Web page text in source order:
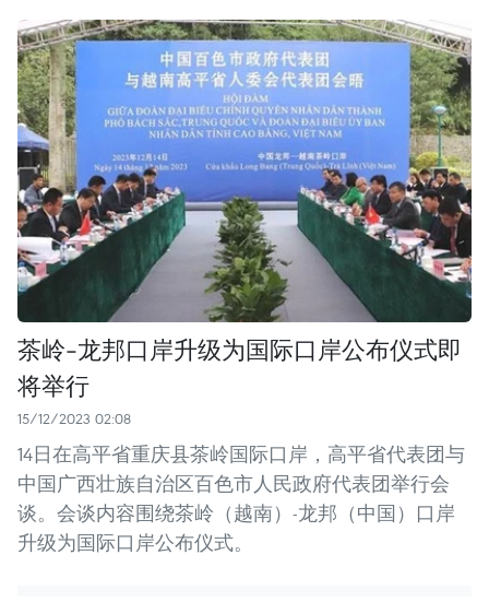
茶岭-龙邦口岸升级为国际口岸公布仪式即
将举行
15/12/2023 02:08
14日在高平省重庆县茶岭国际口岸，高平省代表团与
中国广西壮族自治区百色市人民政府代表团举行会
谈。会谈内容围绕茶岭（越南）-龙邦（中国）口岸
升级为国际口岸公布仪式。